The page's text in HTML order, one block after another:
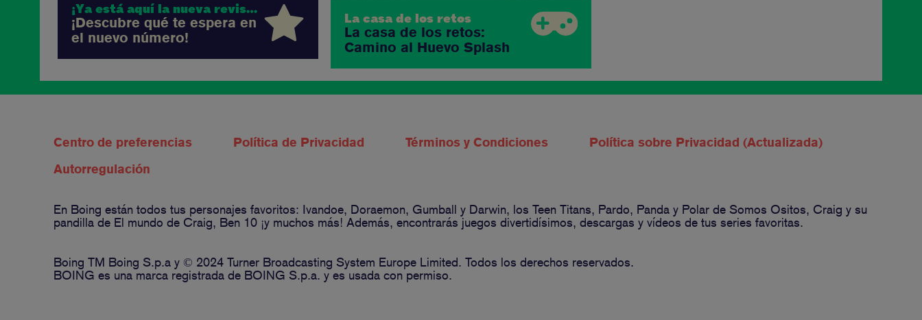
¡Ya está aquí la nueva revista Boing!
¡Descubre qué te espera en
el nuevo número!
La casa de los retos
La casa de los retos:
Camino al Huevo Splash
Centro de preferencias Política de Privacidad Términos y Condiciones
Política sobre Privacidad (Actualizada)
Autorregulación
En Boing están todos tus personajes favoritos: Ivandoe, Doraemon, Gumball y Darwin, los Teen Titans, Pardo, Panda y Polar de Somos Ositos, Craig y su
pandilla de El mundo de Craig, Ben 10 ¡y muchos más! Además, encontrarás juegos divertidísimos, descargas y vídeos de tus series favoritas.
Boing TM Boing S.p.a y © 2024 Turner Broadcasting System Europe Limited. Todos los derechos reservados.
BOING es una marca registrada de BOING S.p.a. y es usada con permiso.